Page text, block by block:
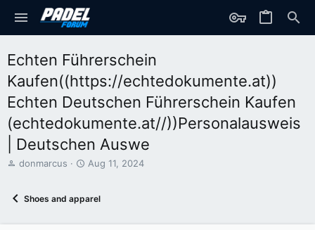
Echten Führerschein
Kaufen((https://echtedokumente.at))
Echten Deutschen Führerschein Kaufen
(echtedokumente.at//))Personalausweis
| Deutschen Auswe
T
d
donmarcus
S
r
d
Aug 11, 2024
Shoes and apparel